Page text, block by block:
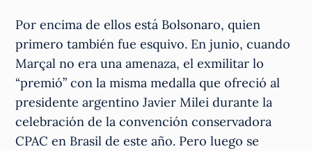
Por encima de ellos está Bolsonaro, quien
primero también fue esquivo. En junio, cuando
Marçal no era una amenaza, el exmilitar lo
“premió” con la misma medalla que ofreció al
presidente argentino Javier Milei durante la
celebración de la convención conservadora
CPAC en Brasil de este año. Pero luego se